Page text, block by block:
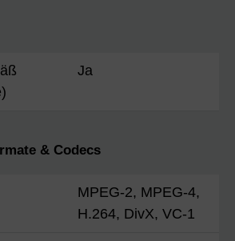
Ja
& Codecs
MPEG-2, MPEG-4,
H.264, DivX, VC-1